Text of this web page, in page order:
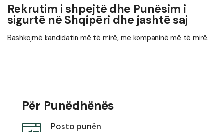
Rekrutim i shpejtë dhe Punësim i
sigurtë në Shqipëri dhe jashtë saj
Bashkojmë kandidatin më të mirë, me kompaninë më të mirë.
Për Punëdhënës
Posto punën